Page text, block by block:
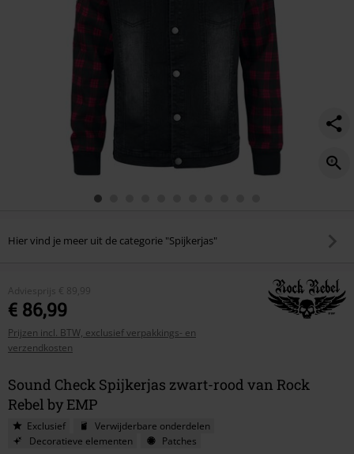
Hier vind je meer uit de categorie "Spijkerjas"
Adviesprijs € 89,99
€ 86,99
Prijzen incl. BTW, exclusief verpakkings- en
verzendkosten
Sound Check Spijkerjas zwart-rood van Rock
Rebel by EMP
Exclusief
Verwijderbare onderdelen
Decoratieve elementen
Patches